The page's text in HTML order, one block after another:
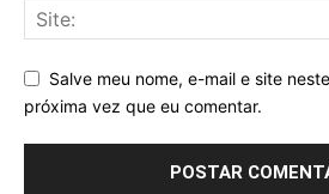
Salve meu nome, e-mail e site
próxima vez que eu comentar.